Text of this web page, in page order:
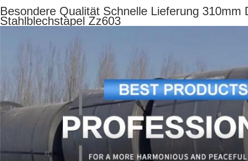
Besondere Qualität Schnelle Lieferung
Stahlblechstapel Zz603